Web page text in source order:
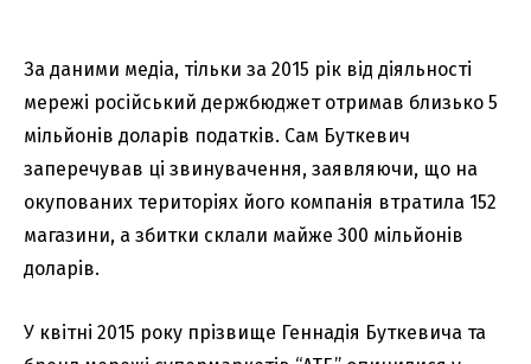
За даними медіа, тільки за 2015 рік від діяльності
мережі російський держбюджет отримав близько 5
мільйонів доларів податків. Сам Буткевич
заперечував ці звинувачення, заявляючи, що на
окупованих територіях його компанія втратила 152
магазини, а збитки склали майже 300 мільйонів
доларів.
У квітні 2015 року прізвище Геннадія Буткевича та